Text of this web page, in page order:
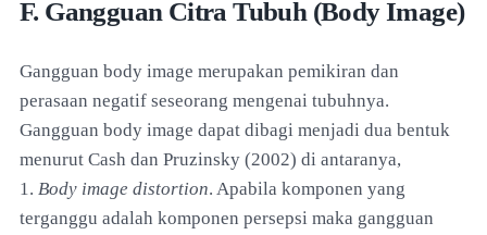
F. Gangguan Citra Tubuh (Body Image)
Gangguan body image merupakan pemikiran dan
perasaan negatif seseorang mengenai tubuhnya.
Gangguan body image dapat dibagi menjadi dua bentuk
menurut Cash dan Pruzinsky (2002) di antaranya,
1. Body image distortion. Apabila komponen yang
terganggu adalah komponen persepsi maka gangguan